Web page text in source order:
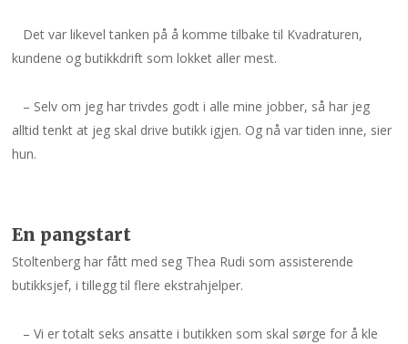
Det var likevel tanken på å komme tilbake til Kvadraturen,
kundene og butikkdrift som lokket aller mest.
– Selv om jeg har trivdes godt i alle mine jobber, så har jeg
alltid tenkt at jeg skal drive butikk igjen. Og nå var tiden inne, sier
hun.
En pangstart
Stoltenberg har fått med seg Thea Rudi som assisterende
butikksjef, i tillegg til flere ekstrahjelper.
– Vi er totalt seks ansatte i butikken som skal sørge for å kle